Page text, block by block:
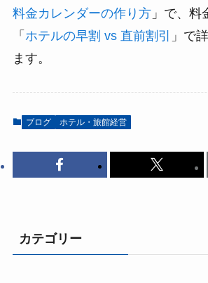
料金カレンダーの作り方」で、料
「 ホテルの早割 vs 直前割引
」で
ます。
ブログ ホテル・旅館経営
カテゴリー